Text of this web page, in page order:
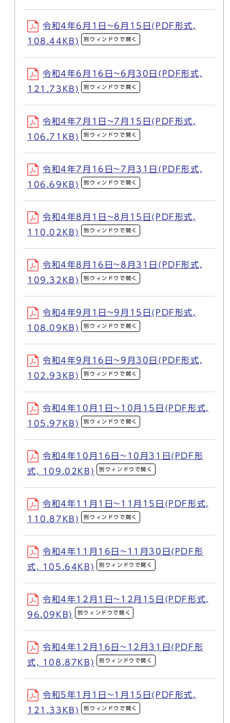
令和4年6月1日~6月15日(PDF形式,
108.44KB)
別ウィンドウで開く
令和4年6月16日~6月30日(PDF形式,
121.73KB)
別ウィンドウで開く
令和4年7月1日~7月15日(PDF形式,
106.71KB)
別ウィンドウで開く
令和4年7月16日~7月31日(PDF形式,
106.69KB)
別ウィンドウで開く
令和4年8月1日~8月15日(PDF形式,
110.02KB)
別ウィンドウで開く
令和4年8月16日~8月31日(PDF形式,
109.32KB)
別ウィンドウで開く
令和4年9月1日~9月15日(PDF形式,
108.09KB)
別ウィンドウで開く
令和4年9月16日~9月30日(PDF形式,
102.93KB)
別ウィンドウで開く
令和4年10月1日~10月15日(PDF形式,
105.97KB)
別ウィンドウで開く
令和4年10月16日~10月31日(PDF形
式, 109.02KB)
別ウィンドウで開く
令和4年11月1日~11月15日(PDF形式,
110.87KB)
別ウィンドウで開く
令和4年11月16日~11月30日(PDF形
式, 105.64KB)
別ウィンドウで開く
令和4年12月1日~12月15日(PDF形式,
96.09KB)
別ウィンドウで開く
令和4年12月16日~12月31日(PDF形
式, 108.87KB)
別ウィンドウで開く
令和5年1月1日~1月15日(PDF形式,
121.33KB)
別ウィンドウで開く